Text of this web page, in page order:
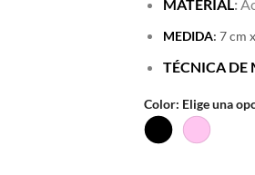
MATERIAL :
MEDIDA: 7 cm
TÉCNICA DE
Color: Elige una